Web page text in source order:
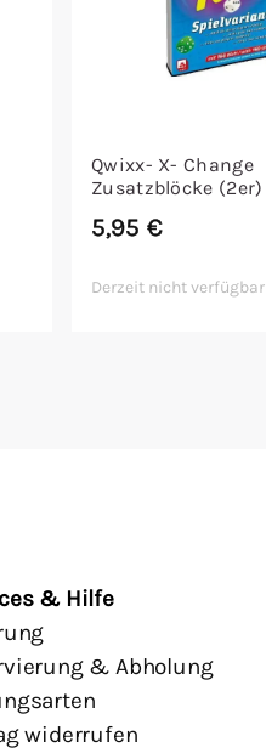
Qwixx- X- Change
Zusatzblöcke (2er)
5,95 €
Derzeit nicht verfügbar
& Hilfe
& Abholung
widerrufen